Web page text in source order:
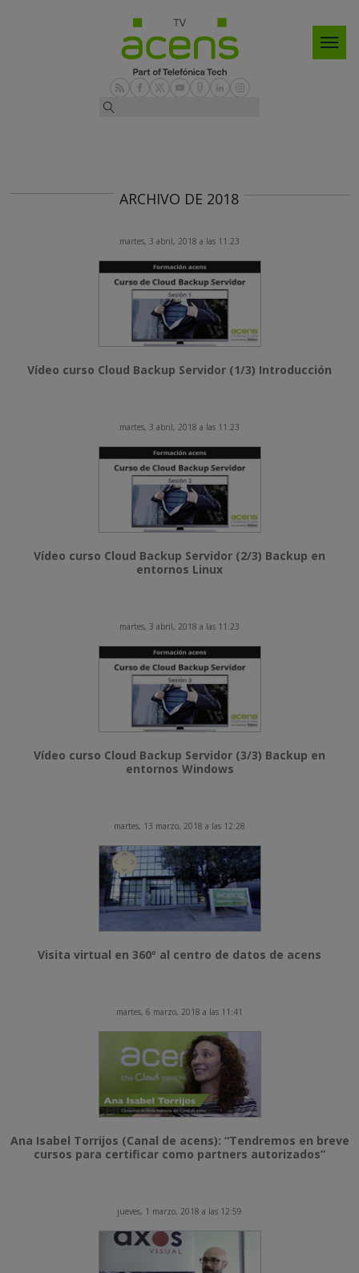
ARCHIVO DE 2018
martes, 3 abril, 2018 a las 11:23
Vídeo curso Cloud Backup Servidor (1/3) Introducción
martes, 3 abril, 2018 a las 11:23
Vídeo curso Cloud Backup Servidor (2/3) Backup en
entornos Linux
martes, 3 abril, 2018 a las 11:23
Vídeo curso Cloud Backup Servidor (3/3) Backup en
entornos Windows
martes, 13 marzo, 2018 a las 12:28
Visita virtual en 360º al centro de datos de acens
martes, 6 marzo, 2018 a las 11:41
Ana Isabel Torrijos (Canal de acens): “Tendremos en breve
cursos para certificar como partners autorizados”
jueves, 1 marzo, 2018 a las 12:59